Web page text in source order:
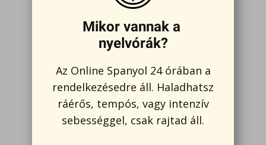
Mikor vannak a
nyelvórák?
Az Online Spanyol 24 órában a
rendelkezésedre áll. Haladhatsz
ráérős, tempós, vagy intenzív
sebességgel, csak rajtad áll.